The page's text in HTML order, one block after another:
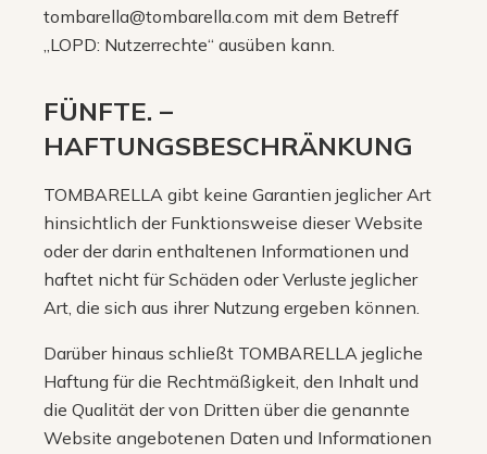
tombarella@tombarella.com mit dem Betreff
„LOPD: Nutzerrechte“ ausüben kann.
FÜNFTE. –
HAFTUNGSBESCHRÄNKUNG
TOMBARELLA gibt keine Garantien jeglicher Art
hinsichtlich der Funktionsweise dieser Website
oder der darin enthaltenen Informationen und
haftet nicht für Schäden oder Verluste jeglicher
Art, die sich aus ihrer Nutzung ergeben können.
Darüber hinaus schließt TOMBARELLA jegliche
Haftung für die Rechtmäßigkeit, den Inhalt und
die Qualität der von Dritten über die genannte
Website angebotenen Daten und Informationen